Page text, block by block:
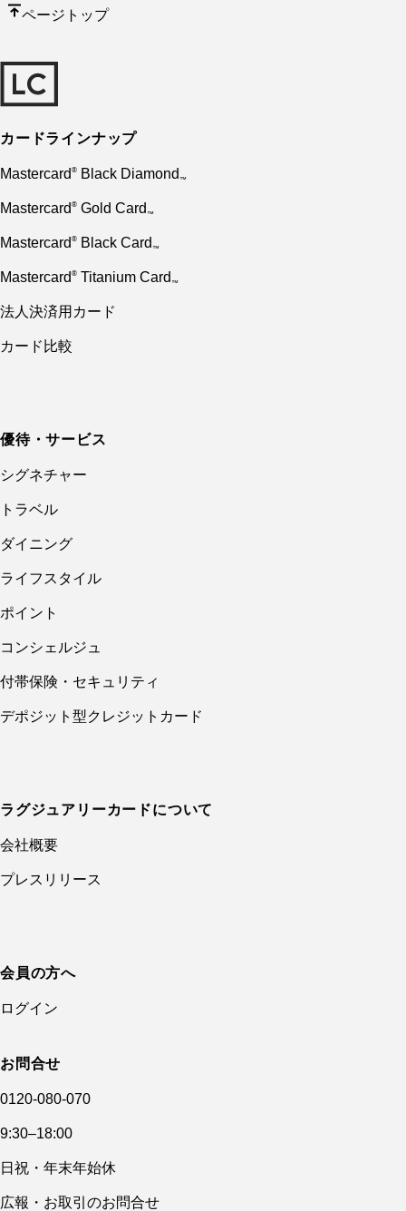
ページトップ
カードラインナップ
Mastercard ® Black Diamond ™
Mastercard ® Gold Card ™
Mastercard ® Black Card ™
Mastercard ® Titanium Card ™
法人決済用カード
カード⽐較
優待・サービス
シグネチャー
トラベル
ダイニング
ライフスタイル
ポイント
コンシェルジュ
付帯保険・セキュリティ
デポジット型クレジットカード
ラグジュアリーカードについて
会社概要
プレスリリース
会員の方へ
ログイン
お問合せ
0120-080-070
9:30–18:00
日祝・年末年始休
広報・お取引のお問合せ